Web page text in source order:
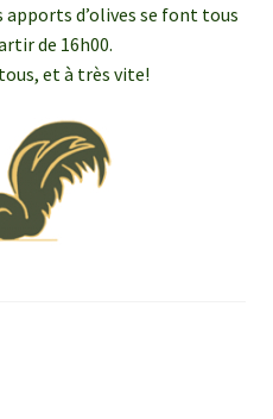
apports d’olives se font tous
de 16h00.
et à très vite!